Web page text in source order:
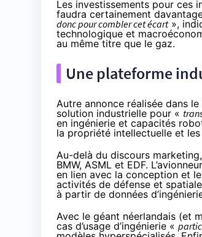
Les investissements pour ces
faudra certainement
donc pour combler cet écart»,
technologique et
au même titre que le gaz.
Une plateforme
Autre annonce réalisée dans
solution industrielle pour «
en ingénierie et capacités
la propriété intellectuelle et
Au-delà du discours
BMW, ASML et EDF.
en lien avec la conception et
activités de défense et
à partir de données
Avec le géant néerlandais (et
cas d’usage d’ingénierie «